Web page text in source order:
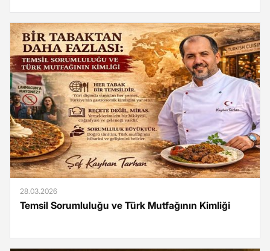
28.03.2026
Temsil Sorumluluğu ve Türk Mutfağının Kimliği